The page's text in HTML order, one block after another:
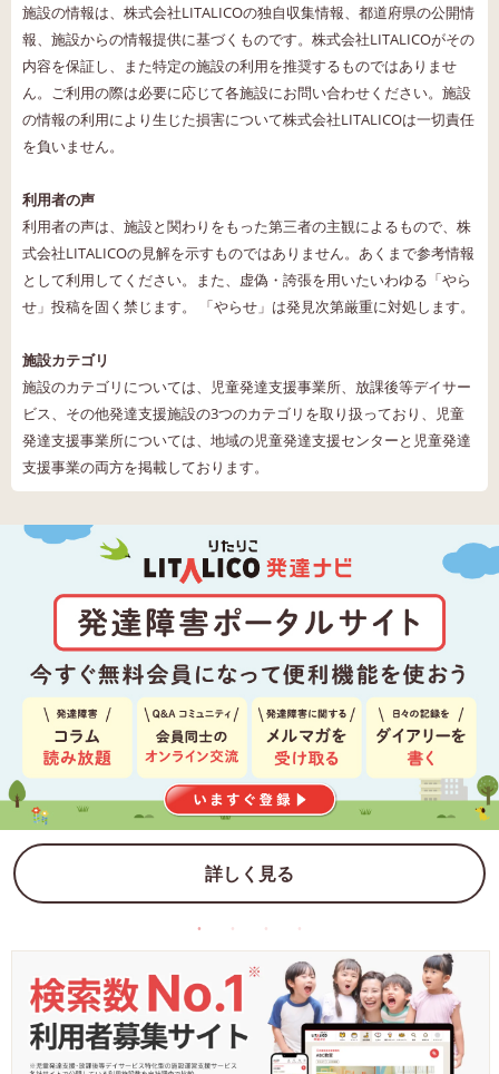
施設の情報は、株式会社LITALICOの独自収集情報、都道府県の公開情
報、施設からの情報提供に基づくものです。株式会社LITALICOがその
内容を保証し、また特定の施設の利用を推奨するものではありませ
ん。ご利用の際は必要に応じて各施設にお問い合わせください。施設
の情報の利用により生じた損害について株式会社LITALICOは一切責任
を負いません。
利用者の声
利用者の声は、施設と関わりをもった第三者の主観によるもので、株
式会社LITALICOの見解を示すものではありません。あくまで参考情報
として利用してください。また、虚偽・誇張を用いたいわゆる「やら
せ」投稿を固く禁じます。 「やらせ」は発見次第厳重に対処します。
施設カテゴリ
施設のカテゴリについては、児童発達支援事業所、放課後等デイサー
ビス、その他発達支援施設の3つのカテゴリを取り扱っており、児童
発達支援事業所については、地域の児童発達支援センターと児童発達
支援事業の両方を掲載しております。
詳しく見る